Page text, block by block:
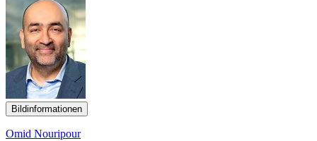
Bildinformationen
Omid Nouripour